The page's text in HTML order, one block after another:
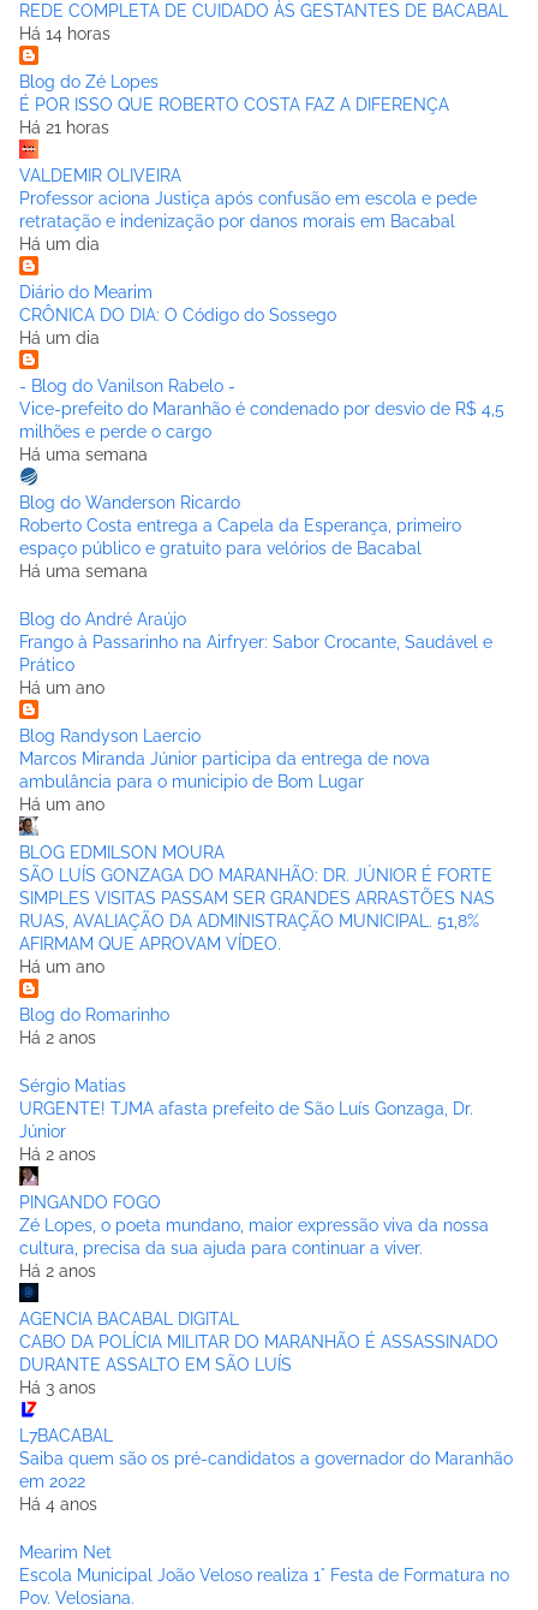
REDE COMPLETA DE CUIDADO ÀS GESTANTES DE BACABAL
Há 14 horas
Blog do Zé Lopes
É POR ISSO QUE ROBERTO COSTA FAZ A DIFERENÇA
Há 21 horas
VALDEMIR OLIVEIRA
Professor aciona Justiça após confusão em escola e pede
retratação e indenização por danos morais em Bacabal
Há um dia
Diário do Mearim
CRÔNICA DO DIA: O Código do Sossego
Há um dia
- Blog do Vanilson Rabelo -
Vice-prefeito do Maranhão é condenado por desvio de R$ 4,5
milhões e perde o cargo
Há uma semana
Blog do Wanderson Ricardo
Roberto Costa entrega a Capela da Esperança, primeiro
espaço público e gratuito para velórios de Bacabal
Há uma semana
Blog do André Araújo
Frango à Passarinho na Airfryer: Sabor Crocante, Saudável e
Prático
Há um ano
Blog Randyson Laercio
Marcos Miranda Júnior participa da entrega de nova
ambulância para o municipio de Bom Lugar
Há um ano
BLOG EDMILSON MOURA
SÃO LUÍS GONZAGA DO MARANHÃO: DR. JÚNIOR É FORTE
SIMPLES VISITAS PASSAM SER GRANDES ARRASTÕES NAS
RUAS, AVALIAÇÃO DA ADMINISTRAÇÃO MUNICIPAL. 51,8%
AFIRMAM QUE APROVAM VÍDEO.
Há um ano
Blog do Romarinho
Há 2 anos
Sérgio Matias
URGENTE! TJMA afasta prefeito de São Luís Gonzaga, Dr.
Júnior
Há 2 anos
PINGANDO FOGO
Zé Lopes, o poeta mundano, maior expressão viva da nossa
cultura, precisa da sua ajuda para continuar a viver.
Há 2 anos
AGENCIA BACABAL DIGITAL
CABO DA POLÍCIA MILITAR DO MARANHÃO É ASSASSINADO
DURANTE ASSALTO EM SÃO LUÍS
Há 3 anos
L7BACABAL
Saiba quem são os pré-candidatos a governador do Maranhão
em 2022
Há 4 anos
Mearim Net
Escola Municipal João Veloso realiza 1° Festa de Formatura no
Pov. Velosiana.